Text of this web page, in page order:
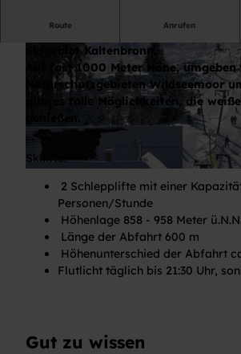
Route Anrufen
Skigebiet Kaltenbronn.
Auf fast 1000 Meter Höhe, umgeben
Naturschutzgebieten Wildseemoor
gibt es tolle Möglichkeiten, die
genießen.
Skilifte:
2 Schlepplifte mit einer
Personen/Stunde
Höhenlage 858 - 958 Meter
Länge der Abfahrt 600 m
Höhenunterschied der Abfahrt
Flutlicht täglich bis 21:30 Uhr,
Gut zu wissen